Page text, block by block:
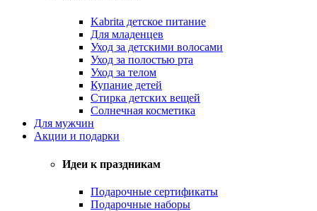
Kabrita детское питание
Для младенцев
Уход за детскими волосами
Уход за полостью рта
Уход за телом
Купание детей
Стирка детских вещей
Солнечная косметика
Для мужчин
Акции и подарки
Идеи к праздникам
Подарочные сертификаты
Подарочные наборы